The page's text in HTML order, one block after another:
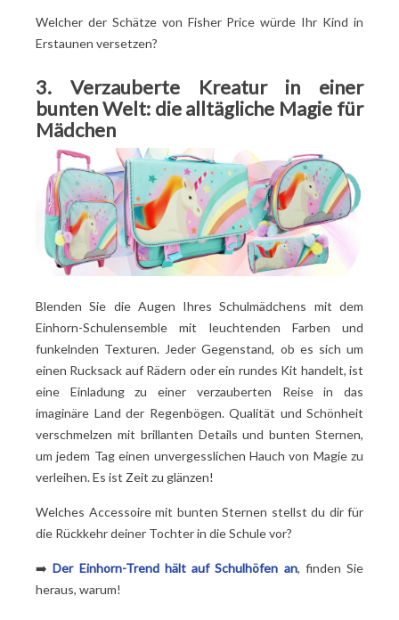
Welcher der Schätze von Fisher Price würde Ihr Kind in
Erstaunen versetzen?
3. Verzauberte Kreatur in einer
bunten Welt: die alltägliche Magie für
Mädchen
Blenden Sie die Augen Ihres Schulmädchens mit dem
Einhorn-Schulensemble mit leuchtenden Farben und
funkelnden Texturen. Jeder Gegenstand, ob es sich um
einen Rucksack auf Rädern oder ein rundes Kit handelt, ist
eine Einladung zu einer verzauberten Reise in das
imaginäre Land der Regenbögen. Qualität und Schönheit
verschmelzen mit brillanten Details und bunten Sternen,
um jedem Tag einen unvergesslichen Hauch von Magie zu
verleihen. Es ist Zeit zu glänzen!
Welches Accessoire mit bunten Sternen stellst du dir für
die Rückkehr deiner Tochter in die Schule vor?
➡️Der Einhorn-Trend hält auf Schulhöfen an, finden Sie
heraus, warum!